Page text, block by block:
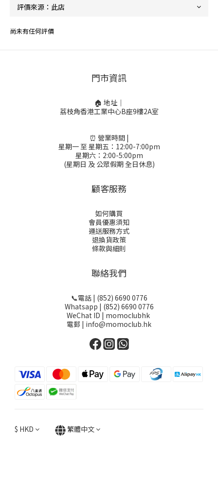
尚未有任何評價
門市資訊
🏠 地址｜
荔枝角香港工業中心B座9樓2A室
⏰ 營業時間 |
星期一 至 星期五：12:00-7:00pm
星期六：2:00-5:00pm
(星期日 及 公眾假期 全日休息)
顧客服務
如何購買
會員優惠須知
運送服務方式
退換貨政策
條款與細則
聯絡我們
📞電話 | (852) 6690 0776
Whatsapp | (852) 6690 0776
WeChat ID | momoclubhk
電郵 | info@momoclub.hk
$ HKD 繁體中文